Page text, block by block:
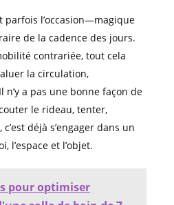
parfois l’occasion—magique
de la cadence des jours.
contrariée, tout cela
la circulation,
n’y a pas une bonne façon de
le rideau, tenter,
déjà s’engager dans un
l’espace et l’objet.
pour optimiser